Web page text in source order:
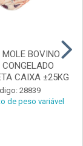
BOVINO
CAIXA ±25KG
28839
de peso variável